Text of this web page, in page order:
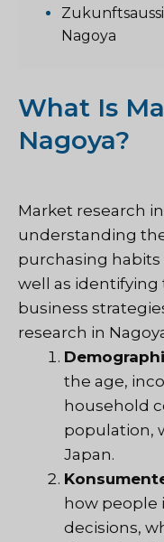
Nagoya
What Is
Nagoya?
Market research
understanding
purchasing habits
well as
business
research in
the age,
household
population,
Japan.
how people
decisions,